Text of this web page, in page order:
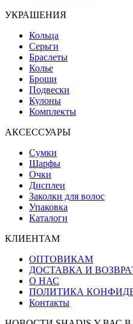
УКРАШЕНИЯ
Кольца
Серьги
Браслеты
Колье
Броши
Подвески
Кулоны
Комплекты
АКСЕССУАРЫ
Сумки
Шарфы
Очки
Дисплеи
Заколки для волос
Упаковка
Каталоги
КЛИЕНТАМ
ОПТОВИКАМ
ДОСТАВКА И
О НАС
ПОЛИТИКА
Контакты